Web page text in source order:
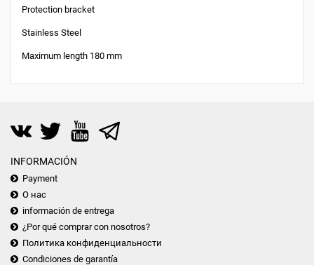
Protection bracket
Stainless Steel
Maximum length 180 mm
INFORMACIÓN
Payment
О нас
información de entrega
¿Por qué comprar con nosotros?
Политика конфиденциальности
Condiciones de garantía